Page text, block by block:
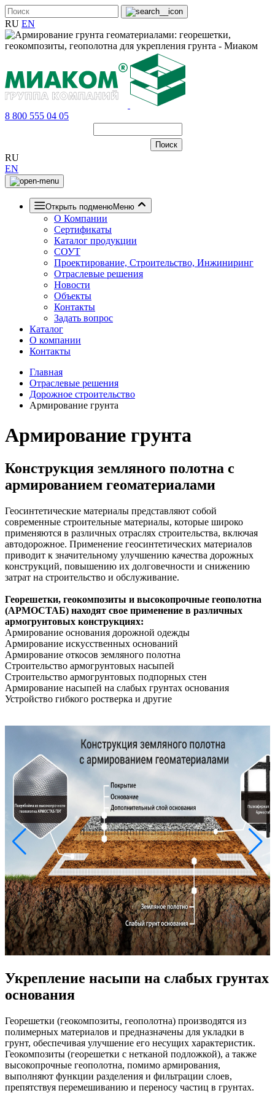
RU EN
8 800 555 04 05
RU
EN
Открыть подменюМеню
О Компании
Сертификаты
Каталог продукции
СОУТ
Проектирование, Строительство, Инжиниринг
Отраслевые решения
Новости
Объекты
Контакты
Задать вопрос
Каталог
О компании
Контакты
Главная
Отраслевые решения
Дорожное строительство
Армирование грунта
Армирование грунта
Конструкция земляного полотна с
армированием геоматериалами
Геосинтетические материалы представляют собой
современные строительные материалы, которые широко
применяются в различных отраслях строительства, включая
автодорожное. Применение геосинтетических материалов
приводит к значительному улучшению качества дорожных
конструкций, повышению их долговечности и снижению
затрат на строительство и обслуживание.
Георешетки, геокомпозиты и высокопрочные геополотна
(АРМОСТАБ) находят свое применение в различных
армогрунтовых конструкциях:
Армирование основания дорожной одежды
Армирование искусственных оснований
Армирование откосов земляного полотна
Строительство армогрунтовых насыпей
Строительство армогрунтовых подпорных стен
Армирование насыпей на слабых грунтах основания
Устройство гибкого ростверка и другие
Укрепление насыпи на слабых грунтах
основания
Георешетки (геокомпозиты, геополотна) производятся из
полимерных материалов и предназначены для укладки в
грунт, обеспечивая улучшение его несущих характеристик.
Геокомпозиты (георешетки с нетканой подложкой), а также
высокопрочные геополотна, помимо армирования,
выполняют функции разделения и фильтрации слоев,
препятствуя перемешиванию и переносу частиц в грунтах.